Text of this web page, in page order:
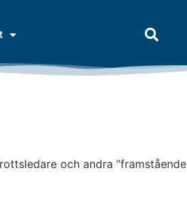
och andra ”framstående